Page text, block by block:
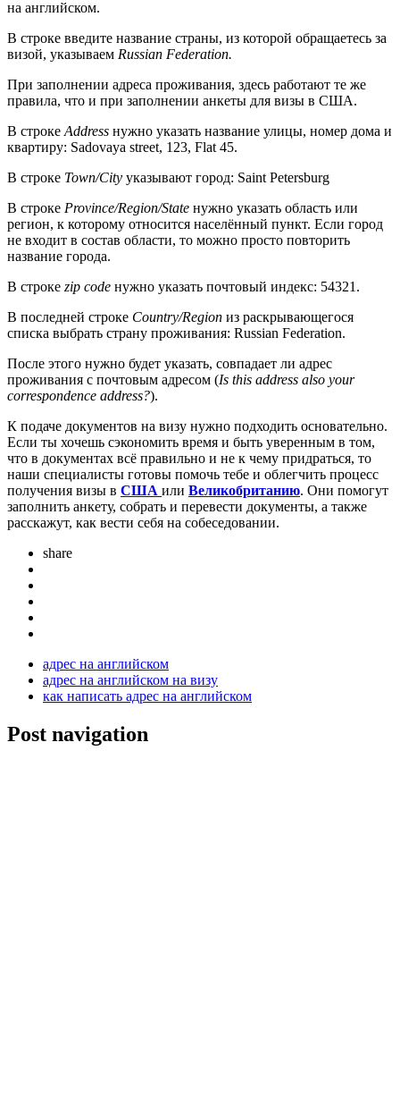
на английском.
В строке введите название страны, из которой обращаетесь за
визой, указываем Russian Federation.
При заполнении адреса проживания, здесь работают те же
правила, что и при заполнении анкеты для визы в США.
В строке Address нужно указать название улицы, номер дома и
квартиру: Sadovaya street, 123, Flat 45.
В строке Town/City указывают город: Saint Petersburg
В строке Province/Region/State нужно указать область или
регион, к которому относится населённый пункт. Если город
не входит в состав области, то можно просто повторить
название города.
В строке zip code нужно указать почтовый индекс: 54321.
В последней строке Country/Region из раскрывающегося
списка выбрать страну проживания: Russian Federation.
После этого нужно будет указать, совпадает ли адрес
проживания с почтовым адресом (Is this address also your
correspondence address?).
К подаче документов на визу нужно подходить основательно.
Если ты хочешь сэкономить время и быть уверенным в том,
что в документах всё правильно и не к чему придраться, то
наши специалисты готовы помочь тебе и облегчить процесс
получения визы в США или Великобританию. Они помогут
заполнить анкету, собрать и перевести документы, а также
расскажут, как вести себя на собеседовании.
share
адрес на английском
адрес на английском на визу
как написать адрес на английском
Post navigation